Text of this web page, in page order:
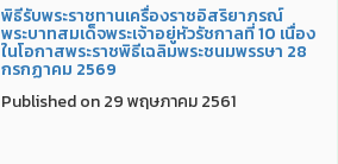
พิธีรับพระราชทานเครื่องราชอิสริยาภรณ์
พระบาทสมเด็จพระเจ้าอยู่หัวรัชกาลที่ 10 เนื่อง
ในโอกาสพระราชพิธีเฉลิมพระชนมพรรษา 28
กรกฏาคม 2569
Published on 29 พฤษภาคม 2561